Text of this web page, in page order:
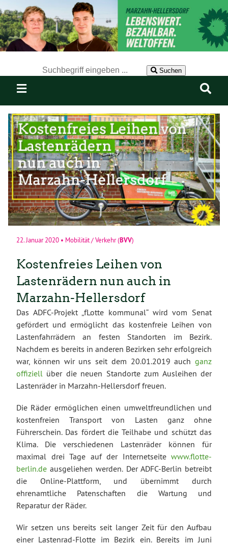
Suchen
22. Januar 2020 • Mobilität / Verkehr(BVV)
Kostenfreies Leihen von
Lastenrädern nun auch in
Marzahn-Hellersdorf
Das ADFC-Projekt „fLotte kommunal“ wird vom Senat
gefördert und ermöglicht das kostenfreie Leihen von
Lastenfahrrädern an festen Standorten im Bezirk.
Nachdem es bereits in anderen Bezirken sehr erfolgreich
war, können wir uns seit dem 20.01.2019 auch ganz
offiziell über die neuen Standorte zum Ausleihen der
Lastenräder in Marzahn-Hellersdorf freuen.
Die Räder ermöglichen einen umweltfreundlichen und
kostenfreien Transport von Lasten ganz ohne
Führerschein. Das fördert die Teilhabe und schützt das
Klima. Die verschiedenen Lastenräder können für
maximal drei Tage auf der Internetseite www.flotte-
berlin.de ausgeliehen werden. Der ADFC-Berlin betreibt
die Online-Plattform, und übernimmt durch
ehrenamtliche Patenschaften die Wartung und
Reparatur der Räder.
Wir setzen uns bereits seit langer Zeit für den Aufbau
einer Lastenrad-Flotte im Bezirk ein. Bereits im Juni